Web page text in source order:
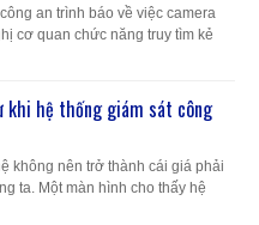
an trình báo về việc camera
cơ quan chức năng truy tìm kẻ
khi hệ thống giám sát công
không nên trở thành cái giá phải
ta. Một màn hình cho thấy hệ